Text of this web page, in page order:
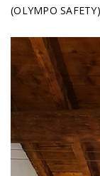
(OLYMPO SAFETY)